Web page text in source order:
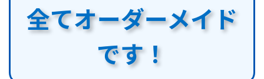
全てオーダーメイド
です！